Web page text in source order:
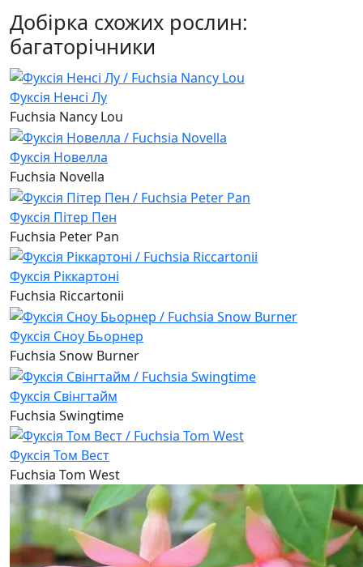
Добірка схожих рослин:
багаторічники
Фуксія Ненсі Лу
Fuchsia Nancy Lou
Фуксія Новелла
Fuchsia Novella
Фуксія Пітер Пен
Fuchsia Peter Pan
Фуксія Ріккартоні
Fuchsia Riccartonii
Фуксія Сноу Бьорнер
Fuchsia Snow Burner
Фуксія Свінгтайм
Fuchsia Swingtime
Фуксія Том Вест
Fuchsia Tom West